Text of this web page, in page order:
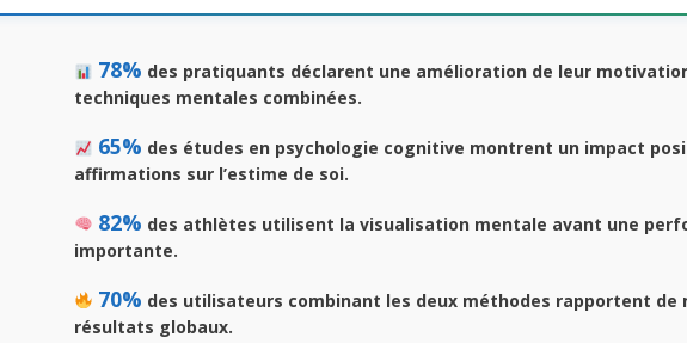
78% des pratiquants déclarent une amélioration de leur
techniques mentales combinées.
65% des études en psychologie cognitive montrent un impact
affirmations sur l’estime de soi.
82% des athlètes utilisent la visualisation mentale avant une
importante.
70% des utilisateurs combinant les deux méthodes rapportent de
résultats globaux.